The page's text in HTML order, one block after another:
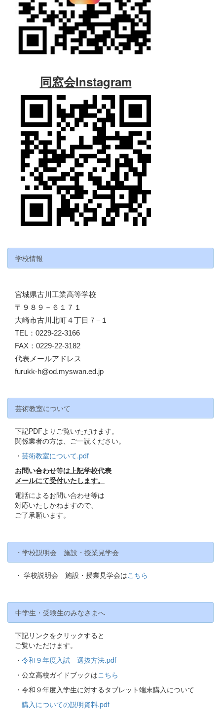
同窓会Instagram
学校情報
宮城県古川工業高等学校
〒９８９－６１７１
大崎市古川北町４丁目７−１
TEL：0229-22-3166
FAX：0229-22-3182
代表メールアドレス
furukk-h@od.myswan.ed.jp
芸術教室について
下記PDFよりご覧いただけます。
関係業者の方は、ご一読ください。
・ 芸術教室について.pdf
お問い合わせ等は上記学校代表
メールにて受付いたします。
電話によるお問い合わせ等は
対応いたしかねますので、
ご了承願います。
・学校説明会 施設・授業見学会
・ 学校説明会 施設・授業見学会はこちら
中学生・受験生のみなさまへ
下記リンクをクリックすると
ご覧いただけます。
・ 令和９年度入試 選抜方法.pdf
・公立高校ガイドブックはこちら
・令和９年度入学生に対するタブレット端末購入について
購入についての説明資料.pdf